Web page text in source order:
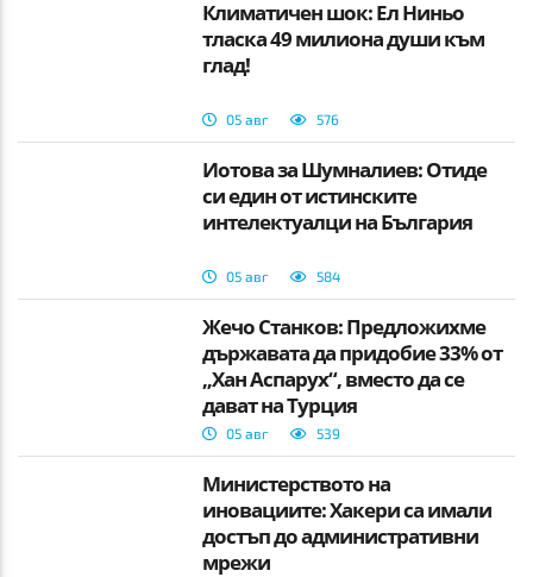
Климатичен шок: Ел Ниньо
тласка 49 милиона души към
глад!
05 авг 576
Йотова за Шумналиев: Отиде
си един от истинските
интелектуалци на България
05 авг 584
Жечо Станков: Предложихме
държавата да придобие 33% от
„Хан Аспарух“, вместо да се
дават на Турция
05 авг 539
Министерството на
иновациите: Хакери са имали
достъп до административни
мрежи